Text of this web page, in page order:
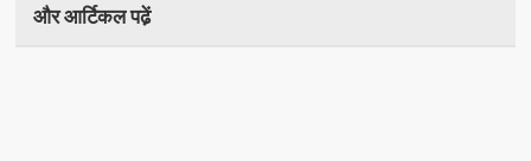
और आर्टिकल पढे़ं